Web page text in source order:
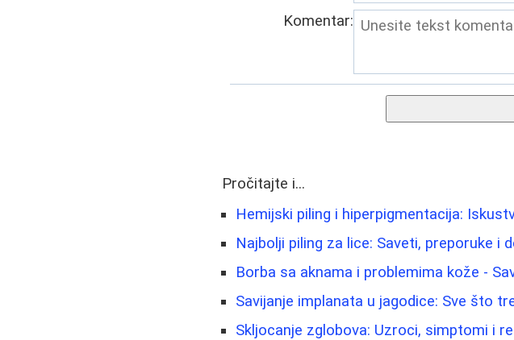
Komentar:
Pročitajte i...
Hemijski piling i hiperpigmentacija:
Najbolji piling za lice: Saveti, preporuke i
Borbа sa aknama i problemima kože -
Savijanje implanata u jagodice: Sve što
Skljocanje zglobova: Uzroci, simptomi i